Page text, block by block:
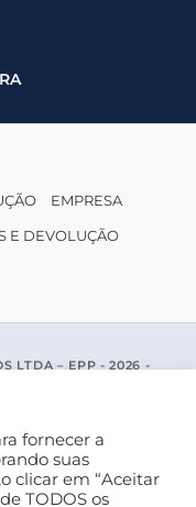
EMPRESA
E DEVOLUÇÃO
LTDA – EPP - 2026 -
fornecer a
suas
clicar em “Aceitar
TODOS os